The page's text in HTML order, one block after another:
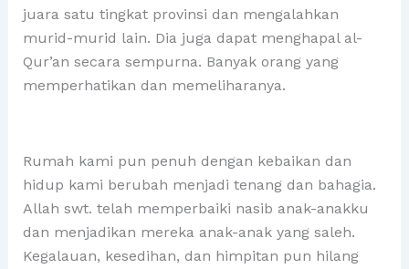
juara satu tingkat provinsi dan mengalahkan
murid-murid lain. Dia juga dapat menghapal al-
Qur’an secara sempurna. Banyak orang yang
memperhatikan dan memeliharanya.
Rumah kami pun penuh dengan kebaikan dan
hidup kami berubah menjadi tenang dan bahagia.
Allah swt. telah memperbaiki nasib anak-anakku
dan menjadikan mereka anak-anak yang saleh.
Kegalauan, kesedihan, dan himpitan pun hilang